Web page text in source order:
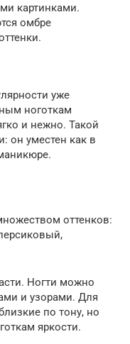
картинками.
омбре
уже
ноготкам
и нежно. Такой
он уместен как в
оттенков:
Ногти можно
и узорами. Для
по тону, но
яркости.